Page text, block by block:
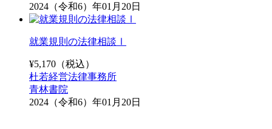
2024（令和6）年01月20日
就業規則の法律相談Ⅰ
¥5,170 （税込）
杜若経営法律事務所
青林書院
2024（令和6）年01月20日